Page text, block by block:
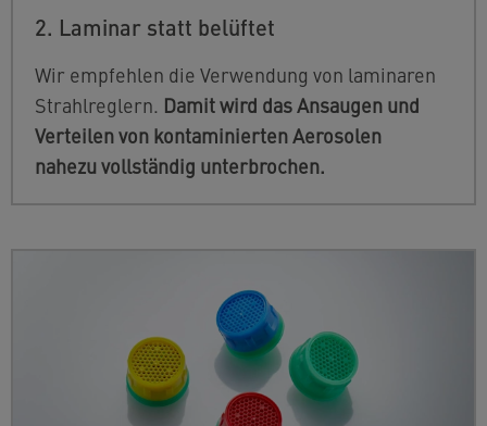
2. Laminar statt belüftet
Wir empfehlen die Verwendung von laminaren
Strahlreglern. Damit wird das Ansaugen und
Verteilen von kontaminierten Aerosolen
nahezu vollständig unterbrochen.